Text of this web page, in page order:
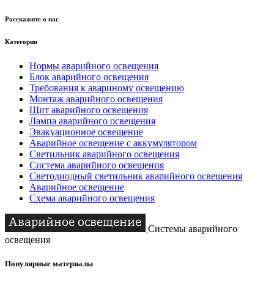
Расскажите о нас
Категории
Нормы аварийного освещения
Блок аварийного освещения
Требования к авариному освещению
Монтаж аварийного освещения
Щит аварийного освещения
Лампа аварийного освещения
Эвакуационное освещение
Аварийное освещение с аккумулятором
Светильник аварийного освещения
Система аварийного освещения
Светодиодный светильник аварийного освещения
Аварийное освещение
Схема аварийного освещения
Системы аварийного
освещения
Популярные материалы